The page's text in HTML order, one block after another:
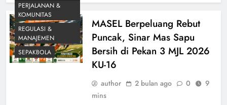
PERJALANAN &
KOMUNITAS
REGULASI &
MANAJEMEN
SEPAKBOLA
MASEL Berpeluang Rebut
Puncak, Sinar Mas Sapu
Bersih di Pekan 3 MJL 2026
KU-16
author 2 bulan ago 0
9
mins